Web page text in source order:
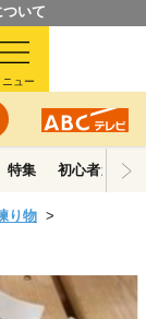
いて
ニュー
特集 初心者ガイド
り物